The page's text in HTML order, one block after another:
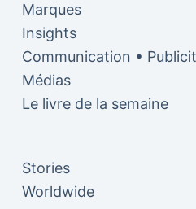
Marques
Insights
Communication •
Médias
Le livre de la semaine
Stories
Worldwide